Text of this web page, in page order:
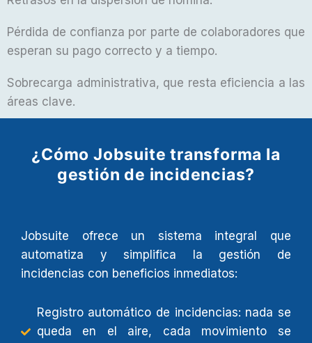
Pérdida de confianza por parte de colaboradores que
esperan su pago correcto y a tiempo.
Sobrecarga administrativa, que resta eficiencia a las
áreas clave.
¿Cómo Jobsuite transforma la
gestión de incidencias?
Jobsuite ofrece un sistema integral que
automatiza y simplifica la gestión de
incidencias con beneficios inmediatos:
Registro automático de incidencias: nada se
queda en el aire, cada movimiento se